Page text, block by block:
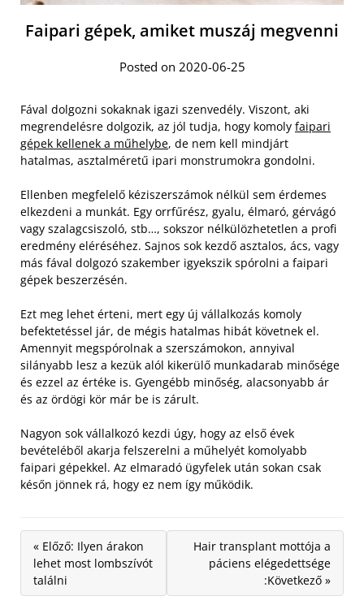
Faipari gépek, amiket muszáj megvenni
Posted on 2020-06-25
Fával dolgozni sokaknak igazi szenvedély. Viszont, aki
megrendelésre dolgozik, az jól tudja, hogy komoly faipari
gépek kellenek a műhelybe, de nem kell mindjárt
hatalmas, asztalméretű ipari monstrumokra gondolni.
Ellenben megfelelő kéziszerszámok nélkül sem érdemes
elkezdeni a munkát. Egy orrfűrész, gyalu, élmaró, gérvágó
vagy szalagcsiszoló, stb…, sokszor nélkülözhetetlen a profi
eredmény eléréséhez. Sajnos sok kezdő asztalos, ács, vagy
más fával dolgozó szakember igyekszik spórolni a faipari
gépek beszerzésén.
Ezt meg lehet érteni, mert egy új vállalkozás komoly
befektetéssel jár, de mégis hatalmas hibát követnek el.
Amennyit megspórolnak a szerszámokon, annyival
silányabb lesz a kezük alól kikerülő munkadarab minősége
és ezzel az értéke is. Gyengébb minőség, alacsonyabb ár
és az ördögi kör már be is zárult.
Nagyon sok vállalkozó kezdi úgy, hogy az első évek
bevételéből akarja felszerelni a műhelyét komolyabb
faipari gépekkel. Az elmaradó ügyfelek után sokan csak
későn jönnek rá, hogy ez nem így működik.
« Előző: Ilyen árakon
lehet most lombszívót
találni
Hair transplant mottója a
páciens elégedettsége
:Következő »